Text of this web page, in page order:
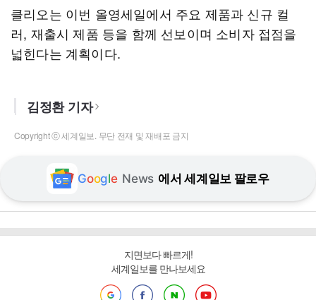
클리오는 이번 올영세일에서 주요 제품과 신규 컬
러, 재출시 제품 등을 함께 선보이며 소비자 접점을
넓힌다는 계획이다.
김정환 기자
Copyright ⓒ 세계일보. 무단 전재 및 재배포 금지
Google News 에서 세계일보 팔로우
지면보다 빠르게!
세계일보를 만나보세요